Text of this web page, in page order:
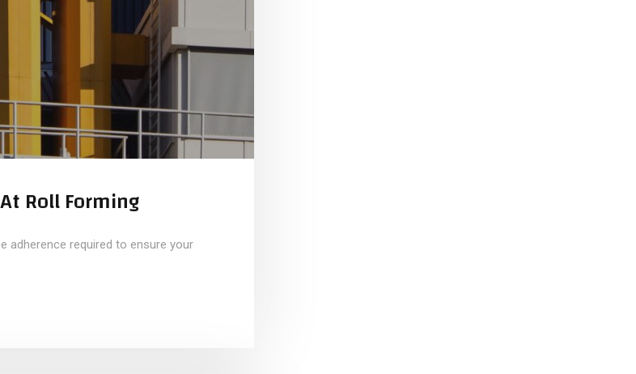
Roll Forming
adherence required to ensure your